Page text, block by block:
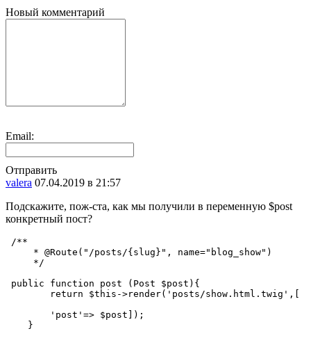
Новый комментарий
Email:
Отправить
valera 07.04.2019 в 21:57
Подскажите, пож-ста, как мы получили в переменную $post
конкретный пост?
/**
     * @Route("/posts/{slug}", name="blog_show")
     */
public function post (Post $post){
        return $this->render('posts/show.html.twig',[
        'post'=> $post]);
    }